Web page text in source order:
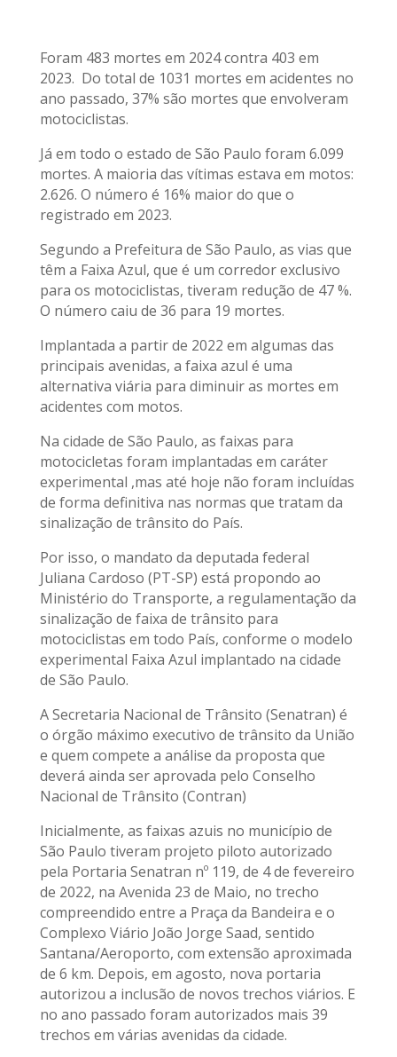
Foram 483 mortes em 2024 contra 403 em
2023. Do total de 1031 mortes em acidentes no
ano passado, 37% são mortes que envolveram
motociclistas.
Já em todo o estado de São Paulo foram 6.099
mortes. A maioria das vítimas estava em motos:
2.626. O número é 16% maior do que o
registrado em 2023.
Segundo a Prefeitura de São Paulo, as vias que
têm a Faixa Azul, que é um corredor exclusivo
para os motociclistas, tiveram redução de 47 %.
O número caiu de 36 para 19 mortes.
Implantada a partir de 2022 em algumas das
principais avenidas, a faixa azul é uma
alternativa viária para diminuir as mortes em
acidentes com motos.
Na cidade de São Paulo, as faixas para
motocicletas foram implantadas em caráter
experimental ,mas até hoje não foram incluídas
de forma definitiva nas normas que tratam da
sinalização de trânsito do País.
Por isso, o mandato da deputada federal
Juliana Cardoso (PT-SP) está propondo ao
Ministério do Transporte, a regulamentação da
sinalização de faixa de trânsito para
motociclistas em todo País, conforme o modelo
experimental Faixa Azul implantado na cidade
de São Paulo.
A Secretaria Nacional de Trânsito (Senatran) é
o órgão máximo executivo de trânsito da União
e quem compete a análise da proposta que
deverá ainda ser aprovada pelo Conselho
Nacional de Trânsito (Contran)
Inicialmente, as faixas azuis no município de
São Paulo tiveram projeto piloto autorizado
pela Portaria Senatran nº 119, de 4 de fevereiro
de 2022, na Avenida 23 de Maio, no trecho
compreendido entre a Praça da Bandeira e o
Complexo Viário João Jorge Saad, sentido
Santana/Aeroporto, com extensão aproximada
de 6 km. Depois, em agosto, nova portaria
autorizou a inclusão de novos trechos viários. E
no ano passado foram autorizados mais 39
trechos em várias avenidas da cidade.